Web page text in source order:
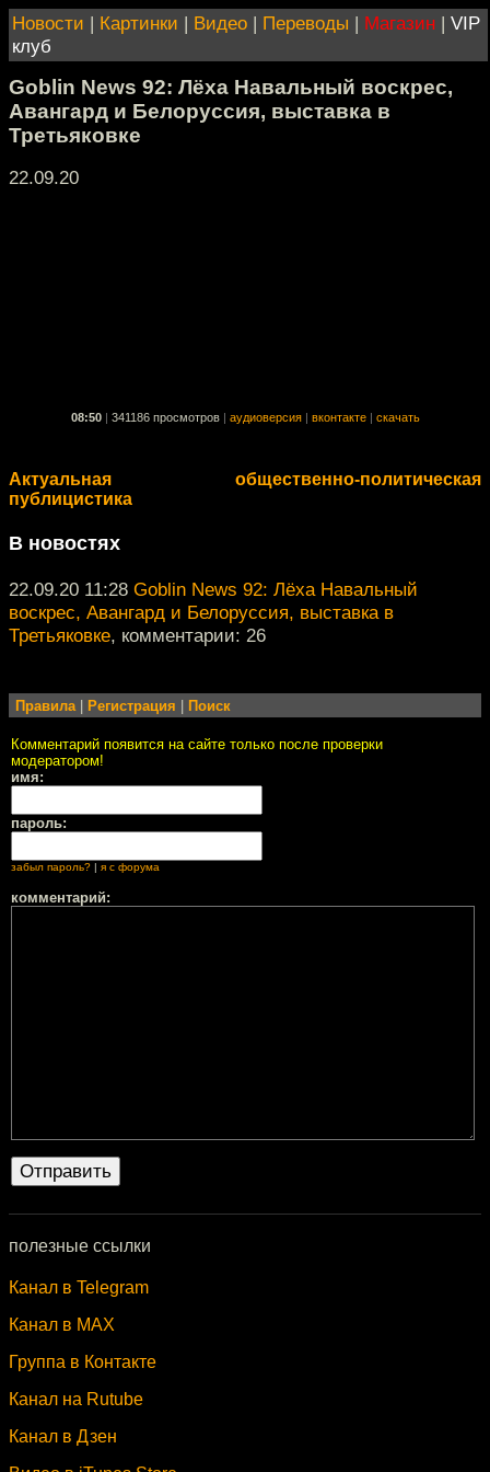
Новости | Картинки | Видео | Переводы | Магазин | VIP
клуб
Goblin News 92: Лёха Навальный воскрес,
Авангард и Белоруссия, выставка в
Третьяковке
22.09.20
08:50 341186 просмотров аудиоверсия вконтакте скачать
Актуальная общественно-политическая
публицистика
В новостях
22.09.20 11:28 Goblin News 92: Лёха Навальный
воскрес, Авангард и Белоруссия, выставка в
Третьяковке, комментарии: 26
Правила| Регистрация Поиск
Комментарий появится на сайте только после проверки
модератором!
имя:
пароль:
забыл пароль? я с форума
комментарий:
полезные ссылки
Канал в Telegram
Канал в MAX
Группа в Контакте
Канал на Rutube
Канал в Дзен